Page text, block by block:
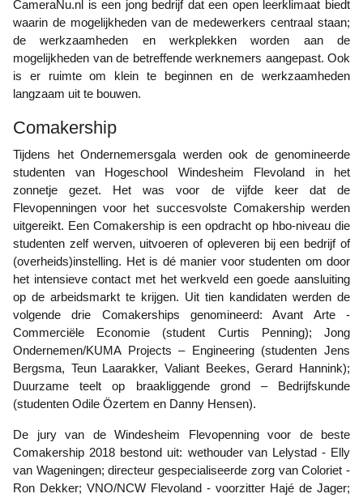
CameraNu.nl is een jong bedrijf dat een open leerklimaat biedt
waarin de mogelijkheden van de medewerkers centraal staan;
de werkzaamheden en werkplekken worden aan de
mogelijkheden van de betreffende werknemers aangepast. Ook
is er ruimte om klein te beginnen en de werkzaamheden
langzaam uit te bouwen.
Comakership
Tijdens het Ondernemersgala werden ook de genomineerde
studenten van Hogeschool Windesheim Flevoland in het
zonnetje gezet. Het was voor de vijfde keer dat de
Flevopenningen voor het succesvolste Comakership werden
uitgereikt. Een Comakership is een opdracht op hbo-niveau die
studenten zelf werven, uitvoeren of opleveren bij een bedrijf of
(overheids)instelling. Het is dé manier voor studenten om door
het intensieve contact met het werkveld een goede aansluiting
op de arbeidsmarkt te krijgen. Uit tien kandidaten werden de
volgende drie Comakerships genomineerd: Avant Arte -
Commerciële Economie (student Curtis Penning); Jong
Ondernemen/KUMA Projects – Engineering (studenten Jens
Bergsma, Teun Laarakker, Valiant Beekes, Gerard Hannink);
Duurzame teelt op braakliggende grond – Bedrijfskunde
(studenten Odile Özertem en Danny Hensen).
De jury van de Windesheim Flevopenning voor de beste
Comakership 2018 bestond uit: wethouder van Lelystad - Elly
van Wageningen; directeur gespecialiseerde zorg van Coloriet -
Ron Dekker; VNO/NCW Flevoland - voorzitter Hajé de Jager;